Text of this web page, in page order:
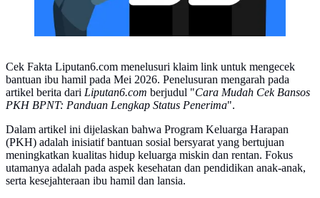
Cek Fakta Liputan6.com menelusuri klaim link untuk mengecek
bantuan ibu hamil pada Mei 2026. Penelusuran mengarah pada
artikel berita dari Liputan6.com berjudul "Cara Mudah Cek Bansos
PKH BPNT: Panduan Lengkap Status Penerima".
Dalam artikel ini dijelaskan bahwa Program Keluarga Harapan
(PKH) adalah inisiatif bantuan sosial bersyarat yang bertujuan
meningkatkan kualitas hidup keluarga miskin dan rentan. Fokus
utamanya adalah pada aspek kesehatan dan pendidikan anak-anak,
serta kesejahteraan ibu hamil dan lansia.